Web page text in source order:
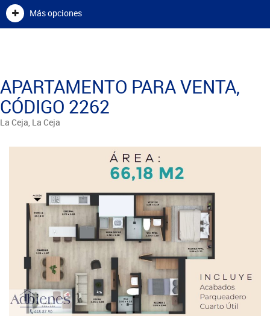
Más opciones
APARTAMENTO PARA VENTA,
CÓDIGO 2262
La Ceja, La Ceja